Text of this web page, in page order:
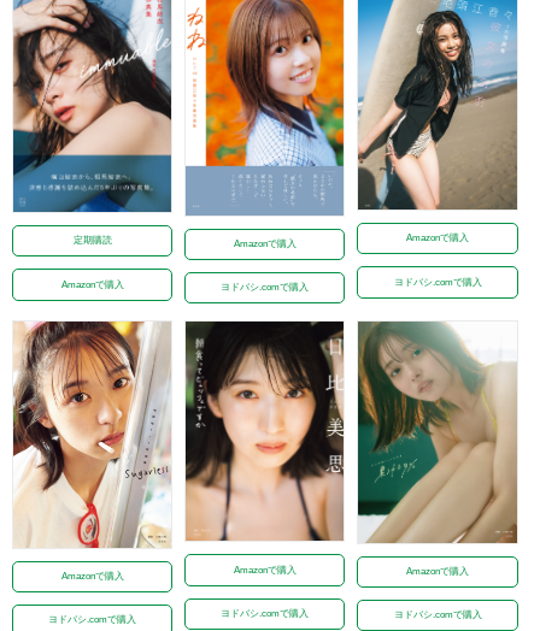
定期購読
Amazonで購入
Amazonで購入
ヨドバシ.comで購入
Amazonで購入
ヨドバシ.comで購入
Amazonで購入
ヨドバシ.comで購入
Amazonで購入
ヨドバシ.comで購入
Amazonで購入
ヨドバシ.comで購入